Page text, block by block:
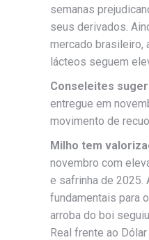
semanas
seus derivados.
mercado brasileiro,
lácteos seguem
Conseleites
entregue em
movimento de
Milho tem
novembro com
e safrinha de 2025.
fundamentais para
arroba do boi
Real frente ao